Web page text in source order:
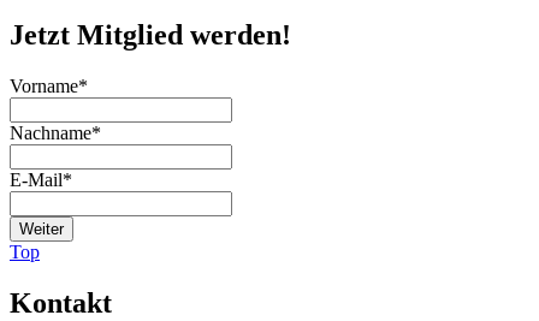
Jetzt Mitglied werden!
Vorname*
Nachname*
E-Mail*
Weiter
Top
Kontakt